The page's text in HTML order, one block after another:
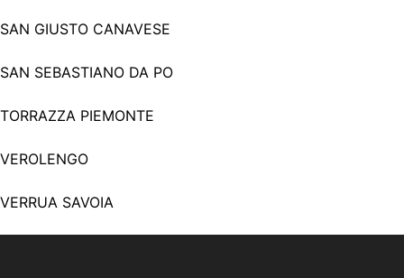
SAN GIUSTO CANAVESE
SAN SEBASTIANO DA PO
TORRAZZA PIEMONTE
VEROLENGO
VERRUA SAVOIA